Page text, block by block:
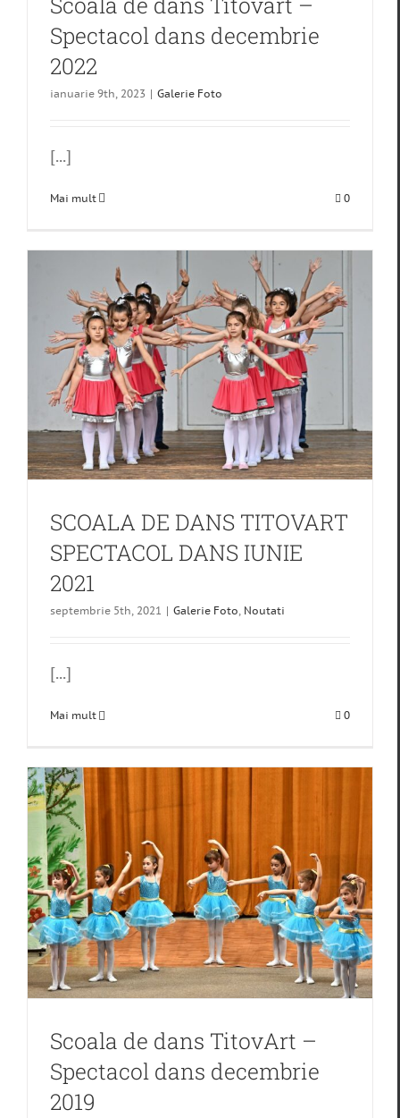
Spectacol dans decembrie
2022
ianuarie 9th, 2023 | Galerie Foto
[...]
Mai mult 0
SCOALA DE DANS TITOVART
SPECTACOL DANS IUNIE
2021
septembrie 5th, 2021 | Galerie Foto, Noutati
[...]
Mai mult 0
Scoala de dans TitovArt –
Spectacol dans decembrie
2019